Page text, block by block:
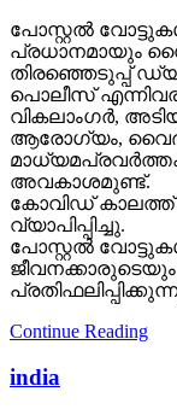
പോസ്റ്റല്‍
പ്രധാനമായും
തിരഞ്ഞെടുപ്പ്
പൊലീസ്
വികലാംഗര്‍,
ആരോഗ്യം,
അവകാശമുണ്ട്.
കോവിഡ് കാലത്ത്
വ്യാപിപ്പിച്ചു.
പോസ്റ്റല്‍
Continue Reading
india